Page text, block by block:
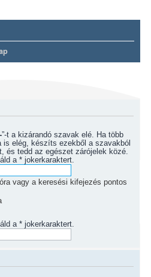
-”-t a kizárandó szavak elé. Ha több
elég, készíts ezekből a szavakból
és tedd az egészet zárójelek közé.
a * jokerkaraktert.
vagy a keresési kifejezés pontos
a * jokerkaraktert.